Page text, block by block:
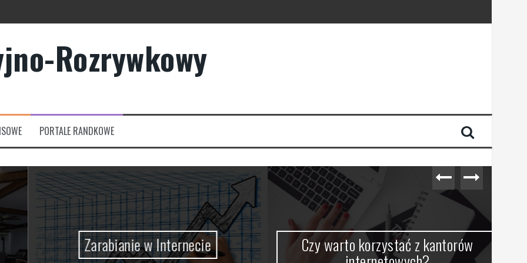
Rozrywkowy
PORTALE RANDKOWE
Zarabianie w Internecie Czy warto korzystać z kantorów